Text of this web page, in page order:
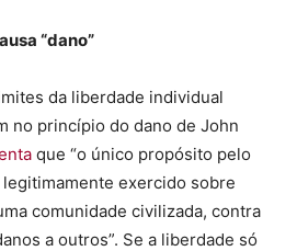
“dano”
da liberdade individual
no princípio do dano de John
que “o único propósito pelo
exercido sobre
comunidade civilizada, contra
a outros”. Se a liberdade só